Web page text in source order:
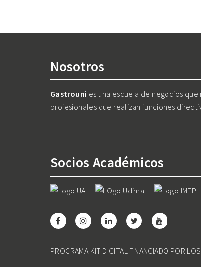
Nosotros
Gastrouni es una escuela de negocios
profesionales que realizan funciones
Socios Académicos
PROGRAMA KIT DIGITAL FINANCIADO POR